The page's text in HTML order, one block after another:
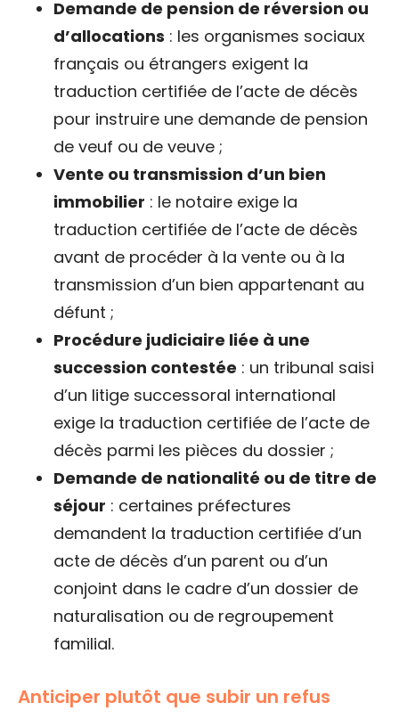
Demande de pension de réversion ou
d’allocations : les organismes sociaux
français ou étrangers exigent la
traduction certifiée de l’acte de décès
pour instruire une demande de pension
de veuf ou de veuve ;
Vente ou transmission d’un bien
immobilier : le notaire exige la
traduction certifiée de l’acte de décès
avant de procéder à la vente ou à la
transmission d’un bien appartenant au
défunt ;
Procédure judiciaire liée à une
succession contestée : un tribunal saisi
d’un litige successoral international
exige la traduction certifiée de l’acte de
décès parmi les pièces du dossier ;
Demande de nationalité ou de titre de
séjour : certaines préfectures
demandent la traduction certifiée d’un
acte de décès d’un parent ou d’un
conjoint dans le cadre d’un dossier de
naturalisation ou de regroupement
familial.
Anticiper plutôt que subir un refus